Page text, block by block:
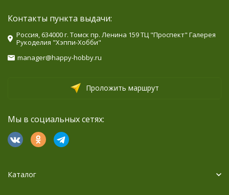
Контакты пункта выдачи:
Россия, 634000 г. Томск пр. Ленина 159 ТЦ "Проспект" Галерея
Рукоделия "Хэппи-Хобби"
manager@happy-hobby.ru
Проложить маршрут
Мы в социальных сетях:
Каталог